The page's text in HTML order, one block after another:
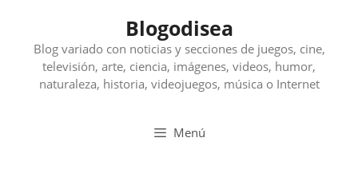
contenido
Blogodisea
Blog variado con noticias y secciones de juegos, cine,
televisión, arte, ciencia, imágenes, videos, humor,
naturaleza, historia, videojuegos, música o Internet
Menú